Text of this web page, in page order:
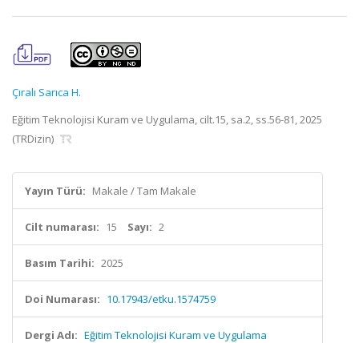
Çıralı Sarıca H.
Eğitim Teknolojisi Kuram ve Uygulama, cilt.15, sa.2, ss.56-81, 2025
(TRDizin)
Yayın Türü: Makale / Tam Makale
Cilt numarası: 15 Sayı: 2
Basım Tarihi: 2025
Doi Numarası: 10.17943/etku.1574759
Dergi Adı: Eğitim Teknolojisi Kuram ve Uygulama